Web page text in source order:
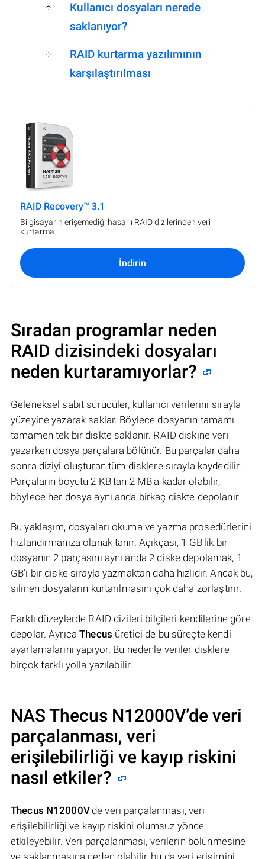
Kullanıcı dosyaları nerede
saklanıyor?
RAID kurtarma yazılımının
karşılaştırılması
RAID Recovery™ 3.1
Bilgisayarın erişemediği hasarlı RAID dizilerinden veri
kurtarma.
İndirin
Sıradan programlar neden
RAID dizisindeki dosyaları
neden kurtaramıyorlar?
Geleneksel sabit sürücüler, kullanıcı verilerini sırayla
yüzeyine yazarak saklar. Böylece dosyanın tamamı
tamamen tek bir diskte saklanır. RAID diskine veri
yazarken dosya parçalara bölünür. Bu parçalar daha
sonra diziyi oluşturan tüm disklere sırayla kaydedilir.
Parçaların boyutu 2 KB'tan 2 MB'a kadar olabilir,
böylece her dosya aynı anda birkaç diskte depolanır.
Bu yaklaşım, dosyaları okuma ve yazma prosedürlerini
hızlandırmanıza olanak tanır. Açıkçası, 1 GB'lik bir
dosyanın 2 parçasını aynı anda 2 diske depolamak, 1
GB'ı bir diske sırayla yazmaktan daha hızlıdır. Ancak bu,
silinen dosyaların kurtarılmasını çok daha zorlaştırır.
Farklı düzeylerde RAID dizileri bilgileri kendilerine göre
depolar. AyrıcaThecus üretici de bu süreçte kendi
ayarlamalarını yapıyor. Bu nedenle veriler disklere
birçok farklı yolla yazılabilir.
NAS Thecus N12000V’de veri
parçalanması, veri
erişilebilirliği ve kayıp riskini
nasıl etkiler?
Thecus N12000V'de veri parçalanması, veri
erişilebilirliği ve kayıp riskini olumsuz yönde
etkileyebilir. Veri parçalanması, verilerin bölünmesine